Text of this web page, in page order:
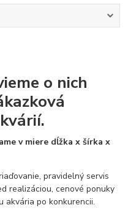
o nich
v miere dĺžka x šírka x
pravidelný servis
realizáciou, cenové ponuky
akvária po konkurencii.